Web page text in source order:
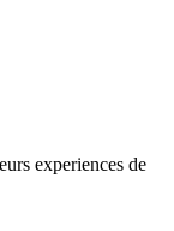
experiences de